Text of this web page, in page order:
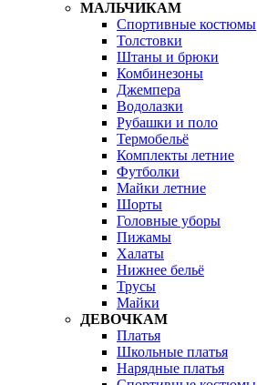
МАЛЬЧИКАМ
Спортивные костюмы
Толстовки
Штаны и брюки
Комбинезоны
Джемпера
Водолазки
Рубашки и поло
Термобельё
Комплекты летние
Футболки
Майки летние
Шорты
Головные уборы
Пижамы
Халаты
Нижнее бельё
Трусы
Майки
ДЕВОЧКАМ
Платья
Школьные платья
Нарядные платья